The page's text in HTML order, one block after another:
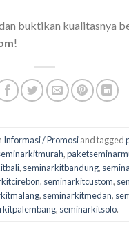
buktikan kualitasnya
!
Informasi / Promosiand tagged
,
, seminarkitbandung,
, seminarkitcustom,
, seminarkitmedan,
, seminarkitsolo.